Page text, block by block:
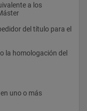
a los
del título para el
la homologación del
uno o más